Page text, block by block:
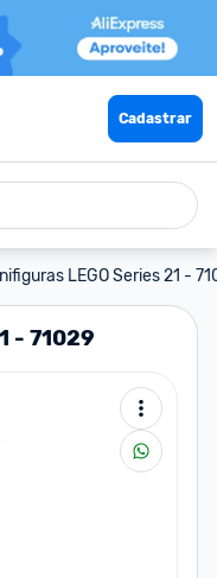
Cadastrar
LEGO Series 21 -
- 71029